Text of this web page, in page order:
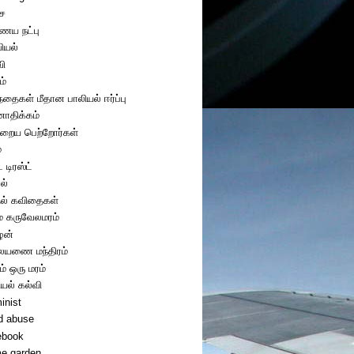
நட்பு
மீதான பாலியல் ஈர்ப்பு
பெற்றோர்கள்
கவிதைகள்
கருவேலமரம்
மந்திரம்
ஒரு மரம்
கல்வி
abuse